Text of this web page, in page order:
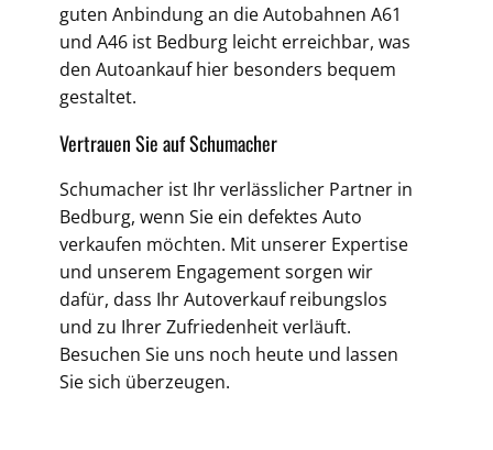
guten Anbindung an die Autobahnen A61
und A46 ist Bedburg leicht erreichbar, was
den Autoankauf hier besonders bequem
gestaltet.
Vertrauen Sie auf Schumacher
Schumacher ist Ihr verlässlicher Partner in
Bedburg, wenn Sie ein defektes Auto
verkaufen möchten. Mit unserer Expertise
und unserem Engagement sorgen wir
dafür, dass Ihr Autoverkauf reibungslos
und zu Ihrer Zufriedenheit verläuft.
Besuchen Sie uns noch heute und lassen
Sie sich überzeugen.